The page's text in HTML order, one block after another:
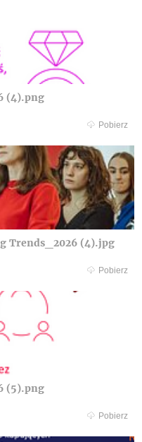
(4).png
Pobierz
Trends_2026 (4).jpg
Pobierz
(5).png
Pobierz